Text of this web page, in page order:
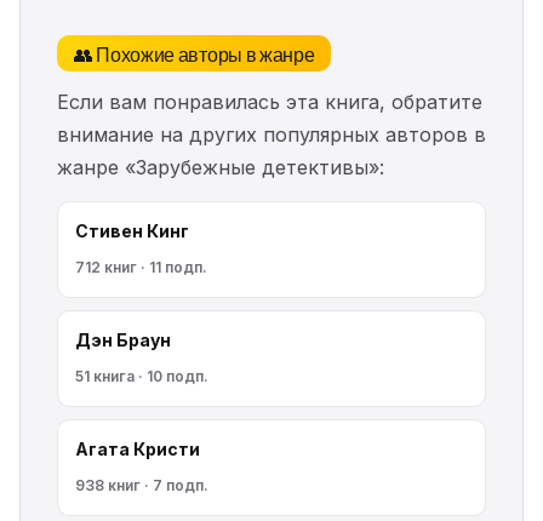
👥 Похожие авторы в жанре
Если вам понравилась эта книга, обратите
внимание на других популярных авторов в
жанре «Зарубежные детективы»:
Стивен Кинг
712 книг · 11 подп.
Дэн Браун
51 книга · 10 подп.
Агата Кристи
938 книг · 7 подп.